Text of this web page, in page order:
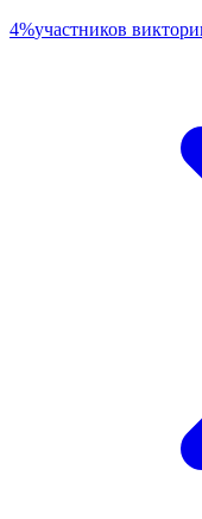
4%участников